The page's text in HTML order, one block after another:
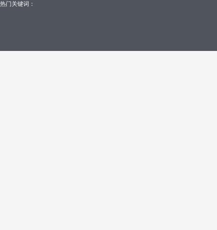
热门关键词：